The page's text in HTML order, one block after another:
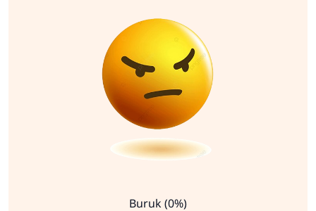
Buruk (0%)